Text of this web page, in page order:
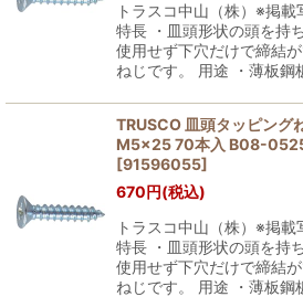
トラスコ中山（株）※掲載
特長 ・皿頭形状の頭を持
使用せず下穴だけで締結
ねじです。 用途 ・薄板
TRUSCO 皿頭タッピング
M5×25 70本入 B08-
[91596055]
670円(税込)
トラスコ中山（株）※掲載
特長 ・皿頭形状の頭を持
使用せず下穴だけで締結
ねじです。 用途 ・薄板